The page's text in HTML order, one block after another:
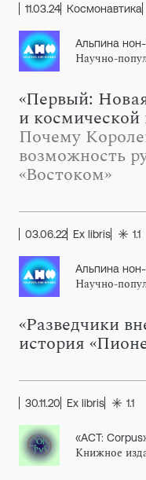
11.03.24 Космонавтика
Альпина
Научно-
«Первый:
и космической
Почему
возможность
«Востоком»
03.06.22 Ex libris 1.1
Альпина
Научно-
«Разведчики
история
30.11.20 Ex libris 1.1
«АСТ:
Книжное